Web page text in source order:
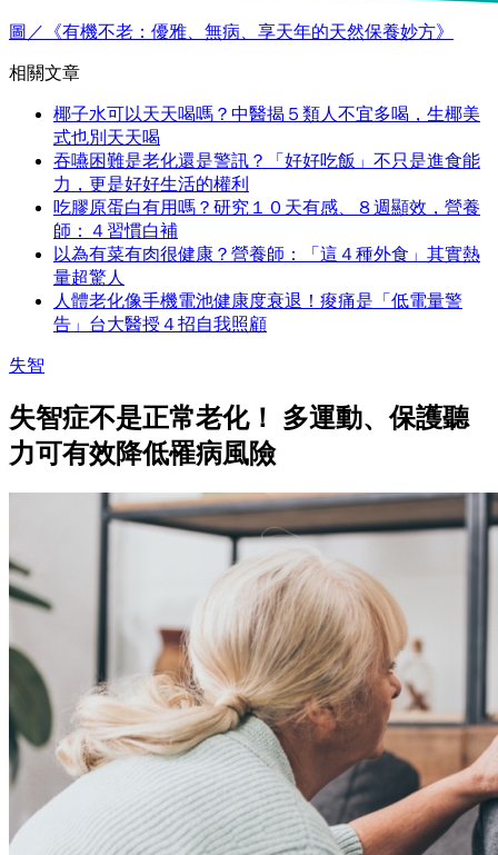
圖／《有機不老：優雅、無病、享天年的天然保養妙方》
相關文章
椰子水可以天天喝嗎？中醫揭５類人不宜多喝，生椰美
式也別天天喝
吞嚥困難是老化還是警訊？「好好吃飯」不只是進食能
力，更是好好生活的權利
吃膠原蛋白有用嗎？研究１０天有感、８週顯效，營養
師：４習慣白補
以為有菜有肉很健康？營養師：「這４種外食」其實熱
量超驚人
人體老化像手機電池健康度衰退！痠痛是「低電量警
告」台大醫授４招自我照顧
失智
失智症不是正常老化！ 多運動、保護聽
力可有效降低罹病風險